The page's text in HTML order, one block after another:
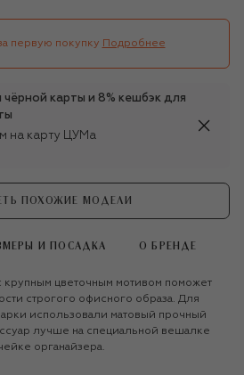
первую покупку Подробнее
чёрной карты и 8% кешбэк для
на карту ЦУМа
ПОХОЖИЕ МОДЕЛИ
И ПОСАДКА О БРЕНДЕ
крупным цветочным мотивом поможет
строгого офисного образа. Для
использовали матовый прочный
лучше на специальной вешалке
органайзера.